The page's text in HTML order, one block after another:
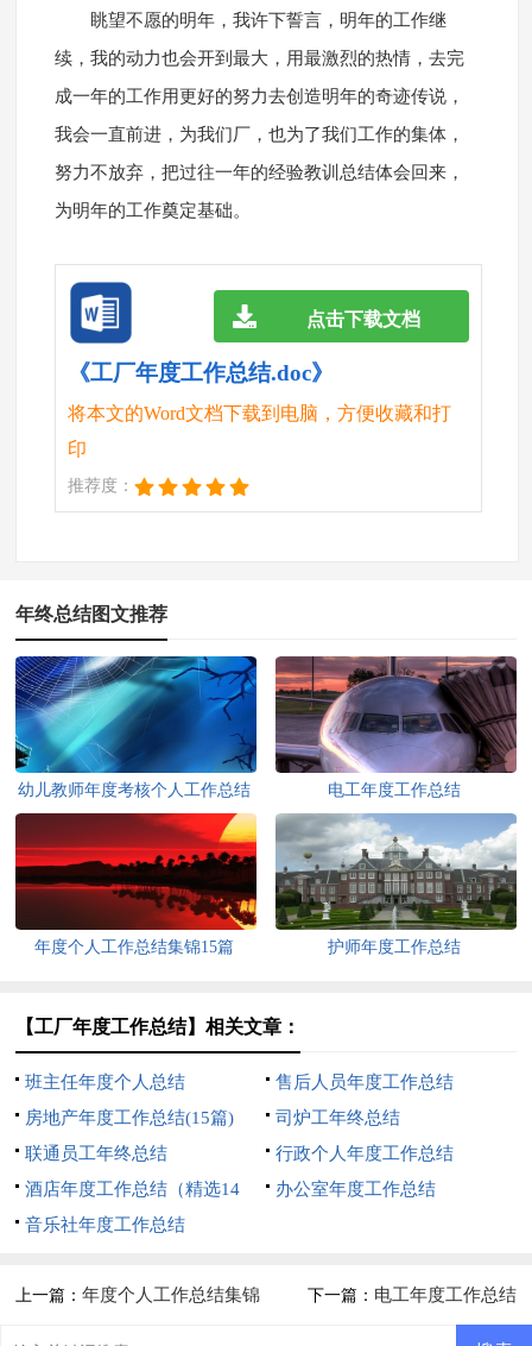
眺望不愿的明年，我许下誓言，明年的工作继
续，我的动力也会开到最大，用最激烈的热情，去完
成一年的工作用更好的努力去创造明年的奇迹传说，
我会一直前进，为我们厂，也为了我们工作的集体，
努力不放弃，把过往一年的经验教训总结体会回来，
为明年的工作奠定基础。
《工厂年度工作总结.doc》
将本文的Word文档下载到电脑，方便收藏和打
印
推荐度：
点击下载文档
年终总结图文推荐
幼儿教师年度考核个人工作总结
电工年度工作总结
年度个人工作总结集锦15篇 护师年度工作总结
【工厂年度工作总结】相关文章：
班主任年度个人总结
售后人员年度工作总结
房地产年度工作总结(15篇)
司炉工年终总结
联通员工年终总结
行政个人年度工作总结
酒店年度工作总结（精选14
篇）
办公室年度工作总结
音乐社年度工作总结
上一篇：年度个人工作总结集锦 下一篇： 电工年度工作总结